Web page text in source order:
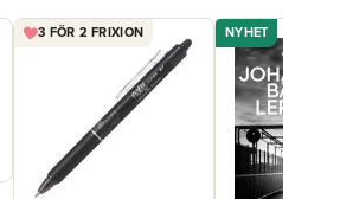
3 FÖR 2 FRIXION NYHET